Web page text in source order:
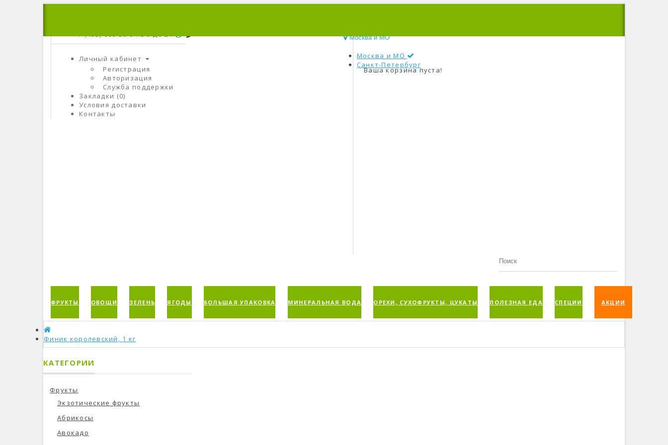
+7 (495) 666-56-84C 9 До 21
Личный кабинет
Регистрация
Авторизация
Служба поддержки
Закладки (0)
Условия доставки
Контакты
Ваша корзина пуста!
Москва и МО
Москва и МО
Санкт-Петербург
ФРУКТЫ ОВОЩИ ЗЕЛЕНЬ ЯГОДЫ БОЛЬШАЯ УПАКОВКА МИНЕРАЛЬНАЯ ВОДА ОРЕХИ, СУХОФРУКТЫ, ЦУКАТЫ ПОЛЕЗНАЯ ЕДА СПЕЦИИ АКЦИИ
Финик королевский, 1 кг
КАТЕГОРИИ
Фрукты
Экзотические фрукты
Абрикосы
Авокадо